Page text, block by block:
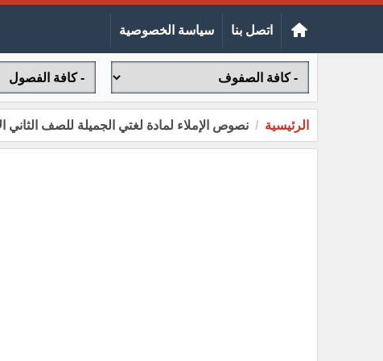
اتصل بنا سياسة الخصوصية
الرئيسية نصوص الإملاء لمادة لغتي الجميلة للصف الثاني